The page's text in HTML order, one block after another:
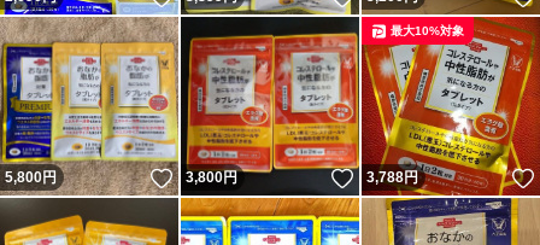
5,800円 いいね！
3,800円 いいね！
3,788円
最大10%対象